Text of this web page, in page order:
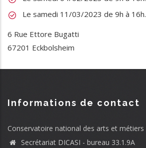
Le samedi 11/03/2023 de 9h à 16h.
6 Rue Ettore Bugatti
67201 Eckbolsheim
Informations de contact
Conservatoire national des arts et métiers
Secrétariat DICASI - bureau 33.1.9A